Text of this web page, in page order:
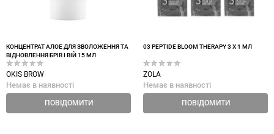
КОНЦЕНТРАТ АЛОЕ ДЛЯ ЗВОЛОЖЕННЯ ТА
ВІДНОВЛЕННЯ БРІВ І ВІЙ 15 МЛ
OKIS BROW
Немає в наявності
ПОВІДОМИТИ
03 PEPTIDE BLOOM THERAPY 3 Х 1 МЛ
ZOLA
Немає в наявності
ПОВІДОМИТИ